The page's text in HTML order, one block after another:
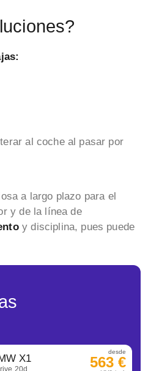
al coche al pasar por
a largo plazo para el
y de la línea de
y disciplina, pues puede
X1
20d
desde
563 €